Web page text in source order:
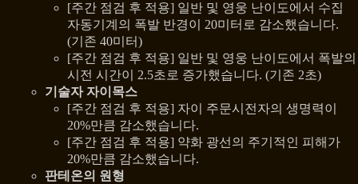
[주간 점검 후 적용] 일반 및 영웅 난이도에서 수집
자동기계의 폭발 반경이 20미터로 감소했습니다.
(기존 40미터)
[주간 점검 후 적용] 일반 및 영웅 난이도에서 폭발의
시전 시간이 2.5초로 증가했습니다. (기존 2초)
기술자 자이목스
[주간 점검 후 적용] 자이 주문시전자의 생명력이
20%만큼 감소했습니다.
[주간 점검 후 적용] 약화 광선의 주기적인 피해가
20%만큼 감소했습니다.
판테온의 원형